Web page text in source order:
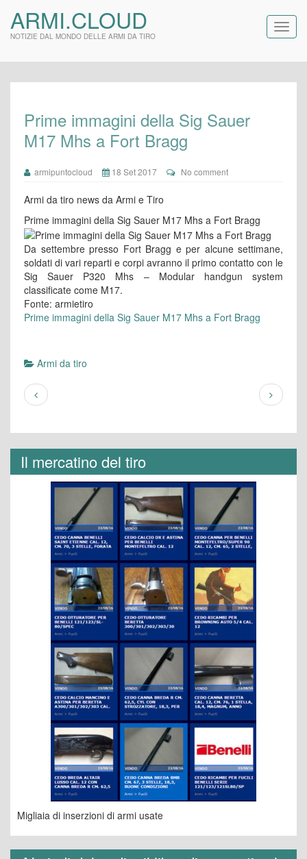
ARMI.CLOUD
NOTIZIE DAL MONDO DELLE ARMI DA TIRO
Prime immagini della Sig Sauer
M17 Mhs a Fort Bragg
armipuntocloud 18 Set 2017 No comment
Armi da tiro news da Armi e Tiro
Prime immagini della Sig Sauer M17 Mhs a Fort Bragg
Da settembre presso Fort Bragg e per alcune settimane,
soldati di vari reparti e corpi avranno il primo contatto con le
Sig Sauer P320 Mhs – Modular handgun system
classificate come M17.
Fonte: armietiro
Prime immagini della Sig Sauer M17 Mhs a Fort Bragg
Armi da tiro
Il mercatino del tiro
Migliaia di inserzioni di armi usate